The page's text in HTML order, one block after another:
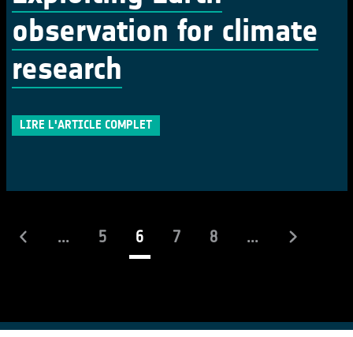
observation for climate
research
LIRE L'ARTICLE COMPLET
... 5 6(actuel)
7 8 ...